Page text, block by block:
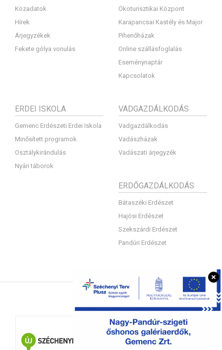
Közadatok
Hírek
Árjegyzékek
Fekete gólya vonulás
Ökoturisztikai Központ
Karapancsai Kastély és Major
Pihenőházak
Online szállásfoglalás
Eseménynaptár
Kapcsolatok
ERDEI ISKOLA
Gemenc Erdészeti Erdei Iskola
Minősített programok
Osztálykirándulás
Nyári táborok
VADGAZDÁLKODÁS
Vadgazdálkodás
Vadászházak
Vadászati árjegyzék
ERDŐGAZDÁLKODÁS
Bátaszéki Erdészet
Hajósi Erdészet
Szekszárdi Erdészet
Pandúri Erdészet